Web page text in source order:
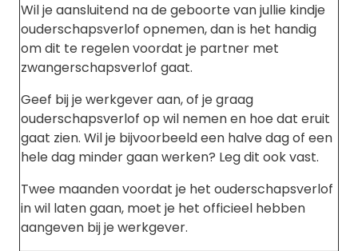
Wil je aansluitend na de geboorte van jullie kindje
ouderschapsverlof opnemen, dan is het handig
om dit te regelen voordat je partner met
zwangerschapsverlof gaat.
Geef bij je werkgever aan, of je graag
ouderschapsverlof op wil nemen en hoe dat eruit
gaat zien. Wil je bijvoorbeeld een halve dag of een
hele dag minder gaan werken? Leg dit ook vast.
Twee maanden voordat je het ouderschapsverlof
in wil laten gaan, moet je het officieel hebben
aangeven bij je werkgever.